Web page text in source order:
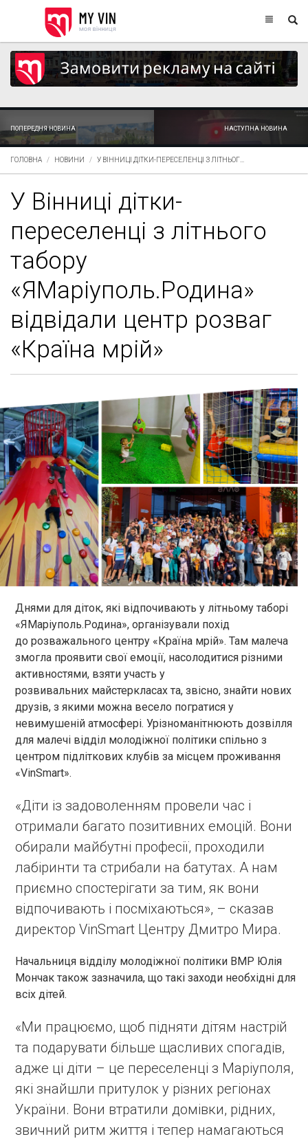
ПОПЕРЕДНЯ НОВИНА НАСТУПНА НОВИНА
ГОЛОВНА НОВИНИ У ВІННИЦІ ДІТКИ-ПЕРЕСЕЛЕНЦІ З ЛІТНЬОГ...
У Вінниці дітки-
переселенці з літнього
табору
«ЯМаріуполь.Родина»
відвідали центр розваг
«Країна мрій»
Днями для діток, які відпочивають у літньому таборі
«ЯМаріуполь.Родина», організували похід
до розважального центру «Країна мрій». Там малеча
змогла проявити свої емоції, насолодитися різними
активностями, взяти участь у
розвивальних майстеркласах та, звісно, знайти нових
друзів, з якими можна весело погратися у
невимушеній атмосфері. Урізноманітнюють дозвілля
для малечі відділ молодіжної політики спільно з
центром підліткових клубів за місцем проживання
«VinSmart».
«Діти із задоволенням провели час і
отримали багато позитивних емоцій. Вони
обирали майбутні професії, проходили
лабіринти та стрибали на батутах. А нам
приємно спостерігати за тим, як вони
відпочивають і посміхаються», – сказав
директор VinSmart Центру Дмитро Мира.
Начальниця відділу молодіжної політики ВМР Юлія
Мончак також зазначила, що такі заходи необхідні для
всіх дітей.
«Ми працюємо, щоб підняти дітям настрій
та подарувати більше щасливих спогадів,
адже ці діти – це переселенці з Маріуполя,
які знайшли притулок у різних регіонах
України. Вони втратили домівки, рідних,
звичний ритм життя і тепер намагаються